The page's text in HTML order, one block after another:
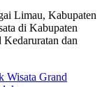
Limau, Kabupaten
di Kabupaten
Kedaruratan dan